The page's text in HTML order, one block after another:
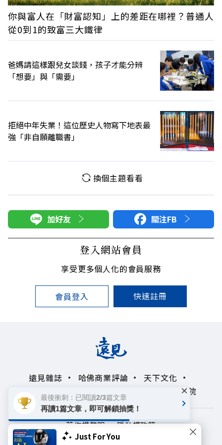
Just For You
你與富人在「財富認知」上的差距在哪裡？普通人
從0到1的致富三大鐵律
爸媽請這樣跟兒女談錢，孩子才能分辨
「想要」與「需要」
拒絕中年失業！這位歷史人物寫下地表最
強「非自願離職書」
換個主題看看
加好友 關注FB
登入網站會員
享受更多個人化的會員服務
會員登入 快速註冊
遠見雜誌 哈佛商業評論
天下文化
未來親子學習平台
50+ 領導影響力學院
著作權聲明
隱私權政策
最後衝刺：已閱讀2/3篇文章
再讀1篇文章，即可解鎖抽獎！
×